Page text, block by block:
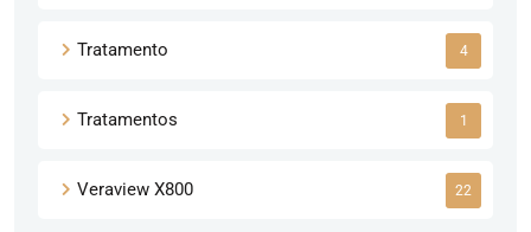
Tratamento 4
Tratamentos 1
Veraview X800 22